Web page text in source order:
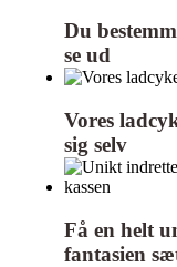
Du
se ud
Vores
sig selv
Få en helt
fantasien